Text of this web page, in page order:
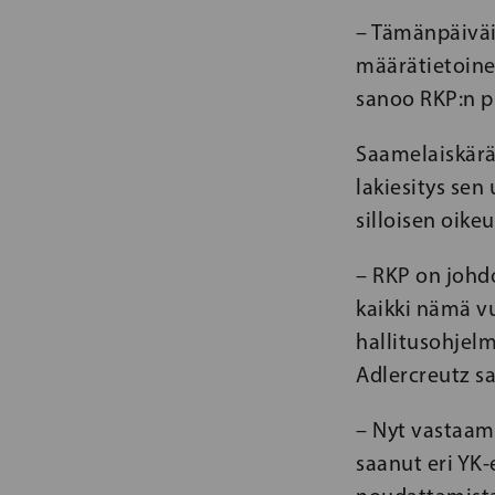
–
sanoo RKP:n
lakiesitys
silloisen
– RKP on
kaikki nämä
Adlercreutz
– Nyt
saanut eri